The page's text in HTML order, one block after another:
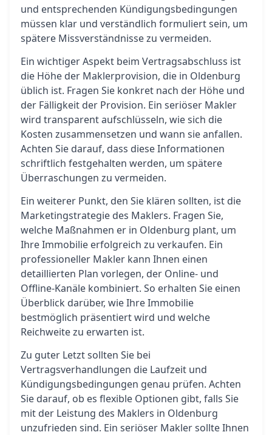
und entsprechenden Kündigungsbedingungen
müssen klar und verständlich formuliert sein, um
spätere Missverständnisse zu vermeiden.
Ein wichtiger Aspekt beim Vertragsabschluss ist
die Höhe der Maklerprovision, die in Oldenburg
üblich ist. Fragen Sie konkret nach der Höhe und
der Fälligkeit der Provision. Ein seriöser Makler
wird transparent aufschlüsseln, wie sich die
Kosten zusammensetzen und wann sie anfallen.
Achten Sie darauf, dass diese Informationen
schriftlich festgehalten werden, um spätere
Überraschungen zu vermeiden.
Ein weiterer Punkt, den Sie klären sollten, ist die
Marketingstrategie des Maklers. Fragen Sie,
welche Maßnahmen er in Oldenburg plant, um
Ihre Immobilie erfolgreich zu verkaufen. Ein
professioneller Makler kann Ihnen einen
detaillierten Plan vorlegen, der Online- und
Offline-Kanäle kombiniert. So erhalten Sie einen
Überblick darüber, wie Ihre Immobilie
bestmöglich präsentiert wird und welche
Reichweite zu erwarten ist.
Zu guter Letzt sollten Sie bei
Vertragsverhandlungen die Laufzeit und
Kündigungsbedingungen genau prüfen. Achten
Sie darauf, ob es flexible Optionen gibt, falls Sie
mit der Leistung des Maklers in Oldenburg
unzufrieden sind. Ein seriöser Makler sollte Ihnen